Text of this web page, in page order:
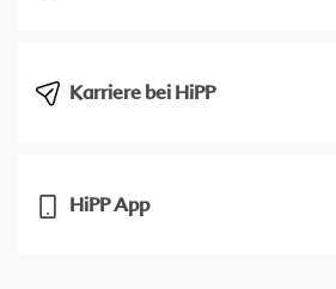
Karriere bei HiPP
HiPP App